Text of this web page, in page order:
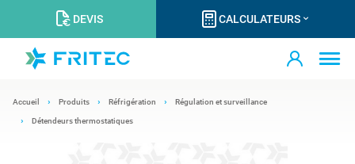
DEVIS CALCULATEURS
Accueil Produits Réfrigération Régulation et surveillance
Détendeurs thermostatiques